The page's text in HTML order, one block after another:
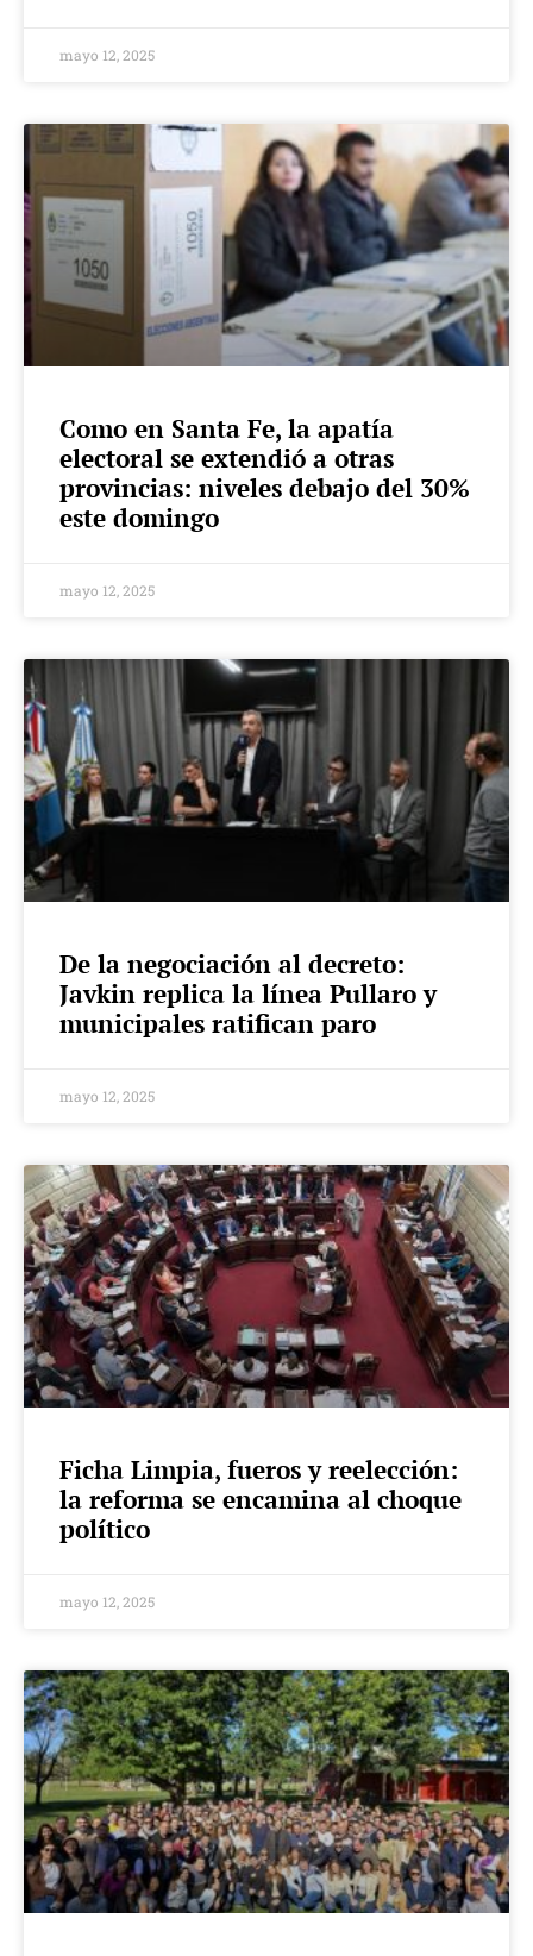
mayo 12, 2025
Como en Santa Fe, la apatía
electoral se extendió a otras
provincias: niveles debajo del 30%
este domingo
mayo 12, 2025
De la negociación al decreto:
Javkin replica la línea Pullaro y
municipales ratifican paro
mayo 12, 2025
Ficha Limpia, fueros y reelección:
la reforma se encamina al choque
político
mayo 12, 2025